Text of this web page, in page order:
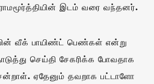
இடம் வரை வந்தனர்.
வீக் பாயிண்ட் பெண்கள் என்று
செய்தி சேகரிக்க போவதாக
ஏதேனும் தவறாக பட்டாளோ